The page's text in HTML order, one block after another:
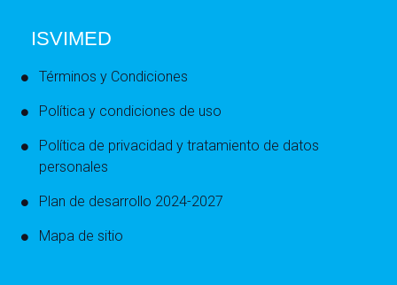
ISVIMED
Términos y Condiciones
Política y condiciones de uso
Política de privacidad y tratamiento de datos
personales
Plan de desarrollo 2024-2027
Mapa de sitio